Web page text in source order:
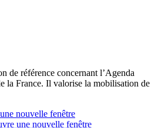
de référence concernant l’Agenda
la France. Il valorise la mobilisation de
nouvelle fenêtre
une nouvelle fenêtre